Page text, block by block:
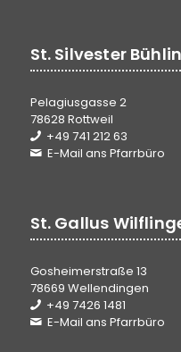
St. Silvester
Pelagiusgasse 2
78628 Rottweil
+49 741 212 63
E-Mail ans Pfarrbüro
St. Gallus
Gosheimerstraße 13
78669 Wellendingen
+49 7426 1481
E-Mail ans Pfarrbüro